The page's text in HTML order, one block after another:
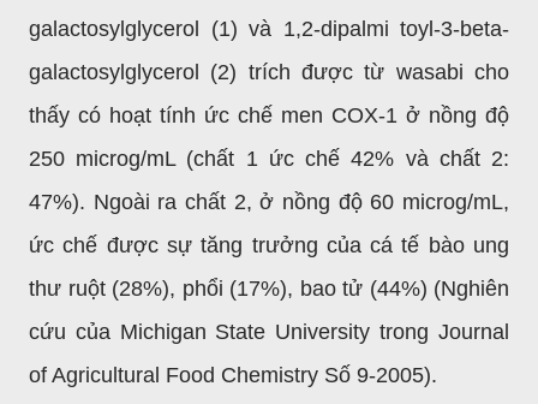
galactosylglycerol (1) và 1,2-dipalmi toyl-3-beta-
galactosylglycerol (2) trích được từ wasabi cho
thấy có hoạt tính ức chế men COX-1 ở nồng độ
250 microg/mL (chất 1 ức chế 42% và chất 2:
47%). Ngoài ra chất 2, ở nồng độ 60 microg/mL,
ức chế được sự tăng trưởng của cá tế bào ung
thư ruột (28%), phổi (17%), bao tử (44%) (Nghiên
cứu của Michigan State Universitytrong Journal
of Agricultural Food Chemistry Số 9-2005).